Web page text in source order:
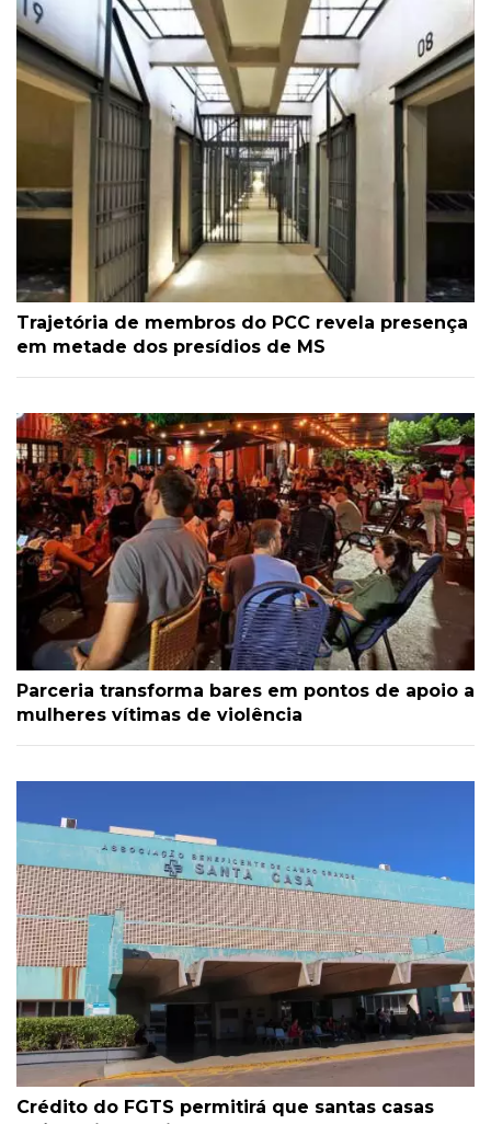
Trajetória de membros do PCC revela presença
em metade dos presídios de MS
Parceria transforma bares em pontos de apoio a
mulheres vítimas de violência
Crédito do FGTS permitirá que santas casas